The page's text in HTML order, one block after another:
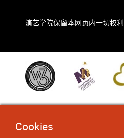
Cookies
演艺学院保留本网页内一切权利